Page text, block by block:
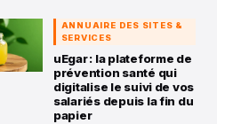
ANNUAIRE DES SITES &
SERVICES
uEgar : la plateforme de
prévention santé qui
digitalise le suivi de vos
salariés depuis la fin du
papier